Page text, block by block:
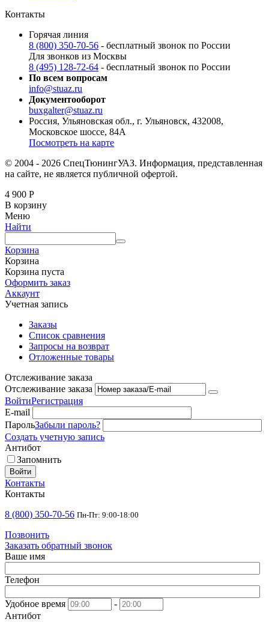
Контакты
Горячая линия
8 (800) 350-70-56 - бесплатный звонок по России
Для звонков из Москвы
8 (495) 128-72-64 - бесплатный звонок по России
По всем вопросам
info@stuaz.ru
Документооборот
buxgalter@stuaz.ru
Россия, Ульяновская обл., г. Ульяновск, 432008,
Московское шоссе, 84А
Посмотреть на карте
© 2004 - 2026 СпецТюнингУАЗ. Информация, представленная
на сайте, не является публичной офертой.
4 900 Р
В корзину
Меню
Найти
Корзина
Корзина
Корзина пуста
Оформить заказ
Аккаунт
Учетная запись
Заказы
Список сравнения
Запросы на возврат
Отложенные товары
Отслеживание заказа
Отслеживание заказа
ВойтиРегистрация
E-mail
ПарольЗабыли пароль?
Создать учетную запись
Антибот
Запомнить
Войти
Контакты
Контакты
8 (800) 350-70-56 Пн-Пт: 9:00-18:00
Позвонить
Заказать обратный звонок
Ваше имя
Телефон
Удобное время
-
Антибот